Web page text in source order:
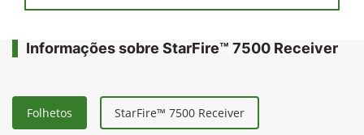
Informações sobre StarFire™ 7500 Receiver
Folhetos StarFire™ 7500 Receiver